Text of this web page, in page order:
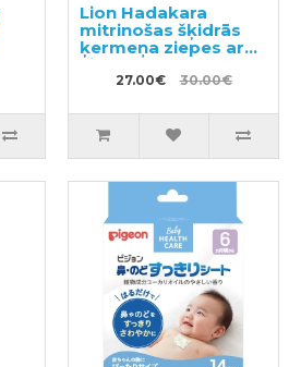
Lion Hadakara
mitrinošas šķidrās
ķermeņa ziepes ar
ziedu aromātu
500ml + pildviela
27.00€ 30.00€